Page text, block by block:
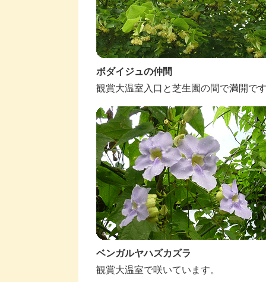
ボダイジュの仲間
観賞大温室入口と芝生園の間で満開で
ベンガルヤハズカズラ
観賞大温室で咲いています。